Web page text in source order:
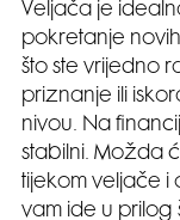
Veljača je
pokretanje
što ste vrijedno
priznanje ili
nivou. Na
stabilni. Možda
tijekom veljače i
vam ide u prilog